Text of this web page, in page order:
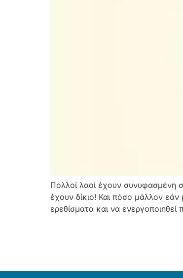
Πολλοί λαοί έχουν συνυφασμένη
έχουν δίκιο! Και πόσο μάλλον
ερεθίσματα και να